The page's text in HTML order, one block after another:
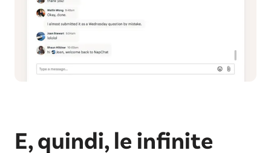
E, quindi, le infinite